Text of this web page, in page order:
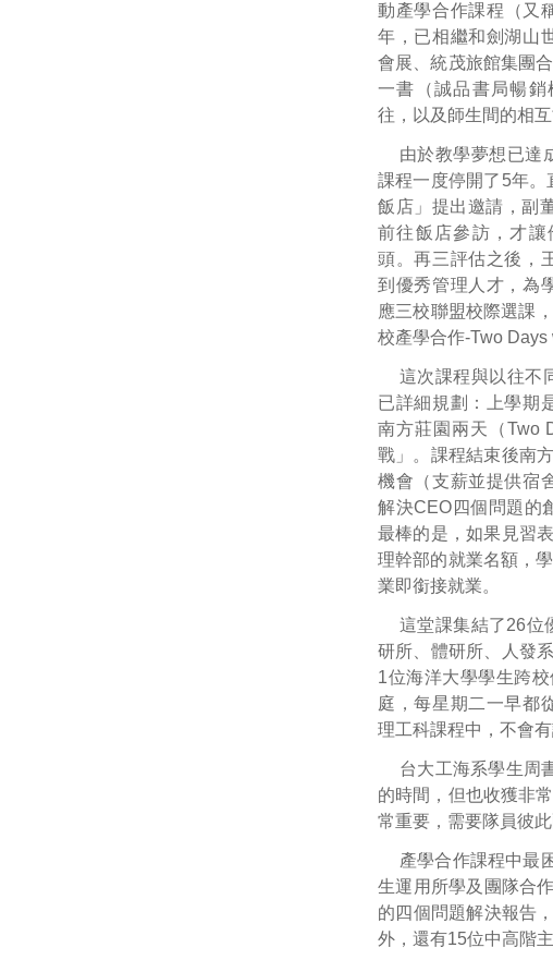
動產學合作課程（又
年，已相繼和劍湖山
會展、統茂旅館集團
一書（誠品書局暢
往，以及師生間的相
由於教學夢想已達
課程一度停開了5年
飯店」提出邀請，副
前往飯店參訪，才
頭。再三評估之後，
到優秀管理人才，為
應三校聯盟校際選課
校產學合作-Two Days
這次課程與以往不
已詳細規劃：上學期
南方莊園兩天（Two
戰」。課程結束後南
機會（支薪並提供宿
解決CEO四個問題的
最棒的是，如果見習
理幹部的就業名額，
業即銜接就業。
這堂課集結了26位
研所、體研所、人發
1位海洋大學學生跨
庭，每星期二一早都
理工科課程中，不會
台大工海系學生周
的時間，但也收獲非
常重要，需要隊員彼
產學合作課程中最
生運用所學及團隊合
的四個問題解決報告
外，還有15位中高階